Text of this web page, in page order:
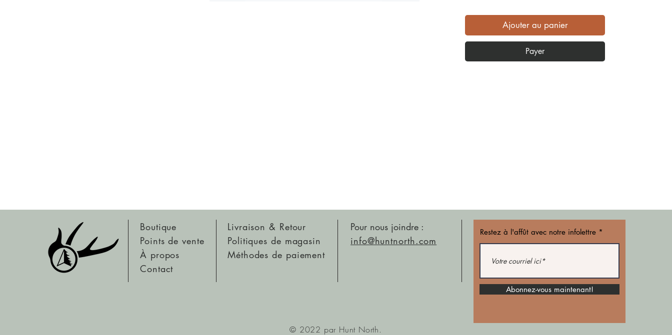
Ajouter au panier
Payer
Boutique
Points de vente
À propos
Contact
Livraison & Retour
Politiques de magasin
Méthodes de paiement
Pour nous joindre :
info@huntnorth.com
Restez à l'affût avec notre infolettre
Abonnez-vous maintenant!
© 2022 par Hunt North.